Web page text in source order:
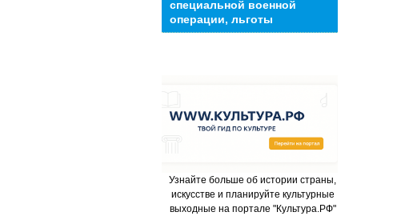
специальной военной
операции, льготы
Узнайте больше об истории страны,
искусстве и планируйте культурные
выходные на портале "Культура.РФ"